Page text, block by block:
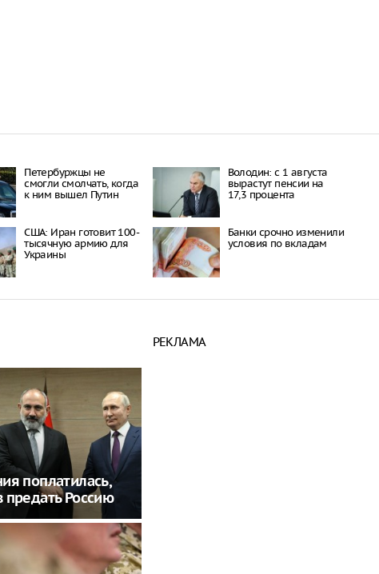
Петербуржцы не
смогли смолчать, когда
к ним вышел Путин
Володин: с 1 августа
вырастут пенсии на
17,3 процента
США: Иран готовит 100-
тысячную армию для
Украины
Банки срочно изменили
условия по вкладам
поплатилась,
Россию
РЕКЛАМА